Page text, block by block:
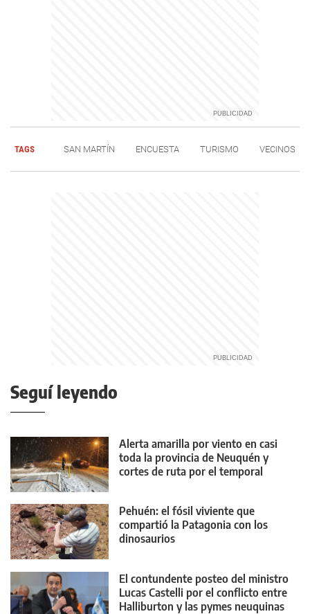
TAGS SAN MARTÍN ENCUESTA TURISMO VECINOS
Seguí leyendo
Alerta amarilla por viento en casi
toda la provincia de Neuquén y
cortes de ruta por el temporal
Pehuén: el fósil viviente que
compartió la Patagonia con los
dinosaurios
El contundente posteo del ministro
Lucas Castelli por el conflicto entre
Halliburton y las pymes neuquinas